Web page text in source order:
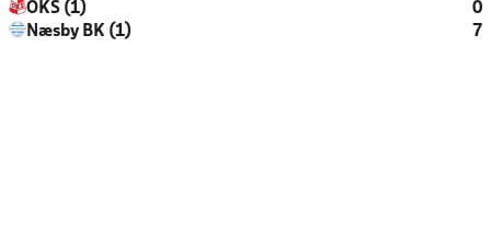
OKS (1)
0
Næsby BK (1)
7